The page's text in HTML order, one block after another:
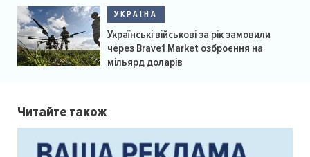
УКРАЇНА
Українські військові за рік замовили
через Brave1 Market озброєння на
мільярд доларів
Читайте також